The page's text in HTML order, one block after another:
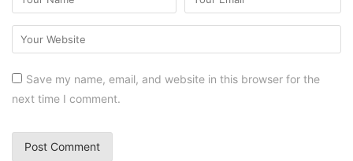
Save my name, email, and website in this browser for the
next time I comment.